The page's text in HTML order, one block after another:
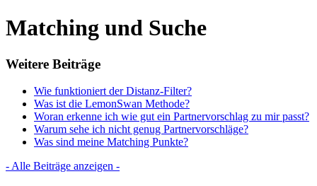
Matching und Suche
Weitere Beiträge
Wie funktioniert der Distanz-Filter?
Was ist die LemonSwan Methode?
Woran erkenne ich wie gut ein Partnervorschlag zu mir passt?
Warum sehe ich nicht genug Partnervorschläge?
Was sind meine Matching Punkte?
- Alle Beiträge anzeigen -